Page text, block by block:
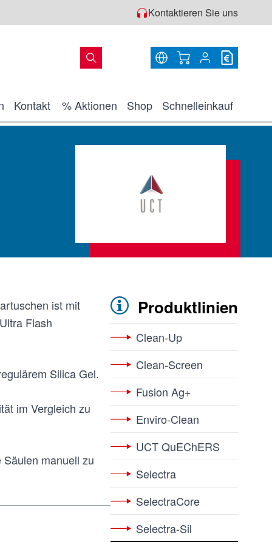
Kontaktieren Sie uns
Warenkorb
Kontakt % Aktionen Shop Schnelleinkauf
ist mit
Flash
Silica Gel.
im Vergleich zu
manuell zu
Produktlinien
Clean-Up
Clean-Screen
Fusion Ag+
Enviro-Clean
UCT QuEChERS
Selectra
SelectraCore
Selectra-Sil